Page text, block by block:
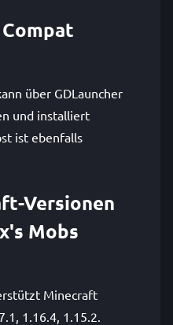
über GDLauncher
und installiert
ist ebenfalls
Versionen
Mobs
Minecraft
1.16.4, 1.15.2.